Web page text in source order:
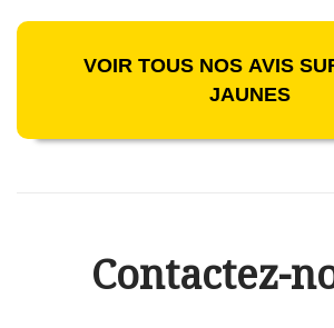
VOIR TOUS NOS AVIS
JAUNES
Contactez-